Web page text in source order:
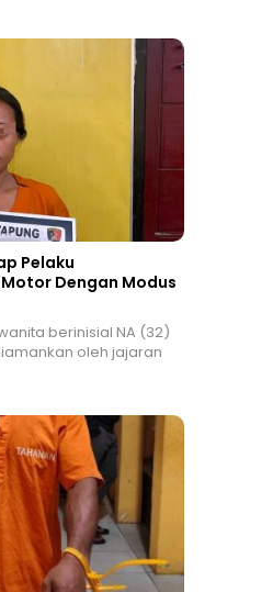
Pelaku
Dengan Modus
berinisial NA (32)
oleh jajaran